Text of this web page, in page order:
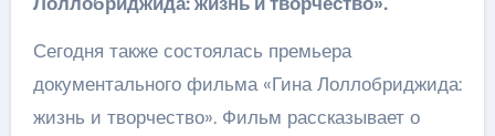
Сегодня также состоялась премьера
документального фильма «Гина Лоллобриджида:
жизнь и творчество». Фильм рассказывает о